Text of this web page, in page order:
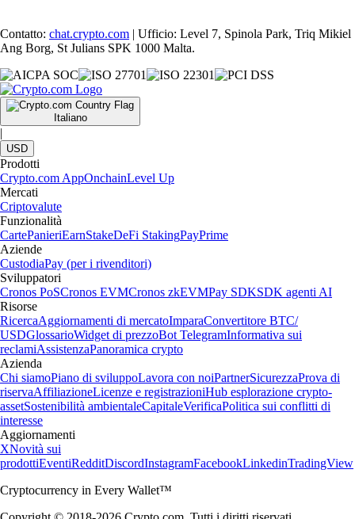
Contatto: chat.crypto.com | Ufficio: Level 7, Spinola Park, Triq Mikiel
Ang Borg, St Julians SPK 1000 Malta.
Italiano
|
USD
Prodotti
Crypto.com AppOnchainLevel Up
Mercati
Criptovalute
Funzionalità
CartePanieriEarnStakeDeFi StakingPayPrime
Aziende
CustodiaPay (per i rivenditori)
Sviluppatori
Cronos PoSCronos EVMCronos zkEVMPay SDKSDK agenti AI
Risorse
RicercaAggiornamenti di mercatoImparaConvertitore BTC/
USDGlossarioWidget di prezzoBot TelegramInformativa sui
reclamiAssistenzaPanoramica crypto
Azienda
Chi siamoPiano di sviluppoLavora con noiPartnerSicurezzaProva di
riservaAffiliazioneLicenze e registrazioniHub esplorazione crypto-
assetSostenibilità ambientaleCapitaleVerificaPolitica sui conflitti di
interesse
Aggiornamenti
XNovità sui
prodottiEventiRedditDiscordInstagramFacebookLinkedinTradingView
Cryptocurrency in Every Wallet™